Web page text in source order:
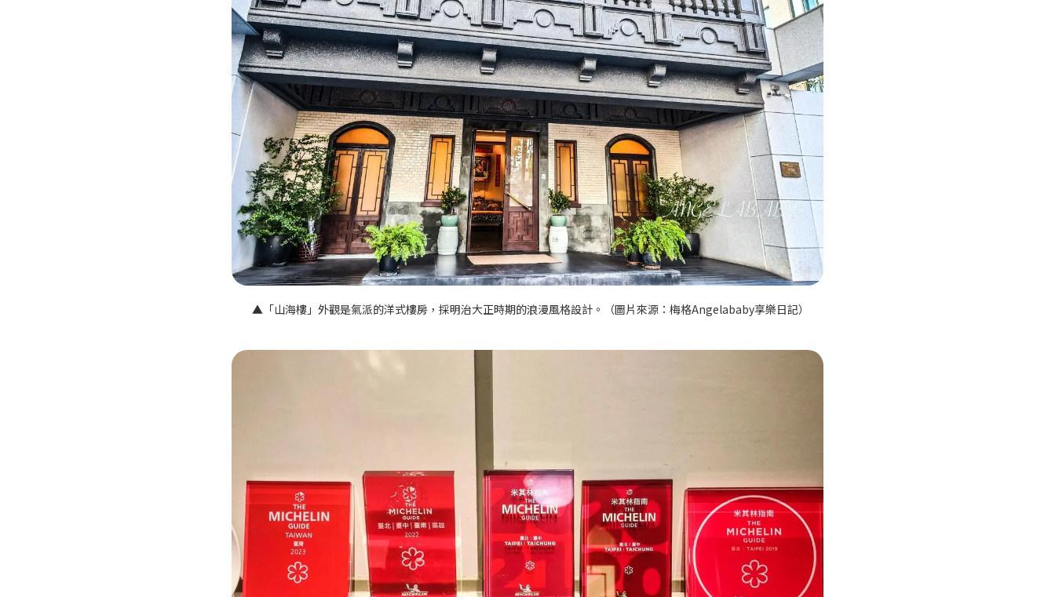
▲「山海樓」外觀是氣派的洋式樓房，採明治大正時期的浪漫風格設計。（圖片來源：梅格Angelababy享樂日記）